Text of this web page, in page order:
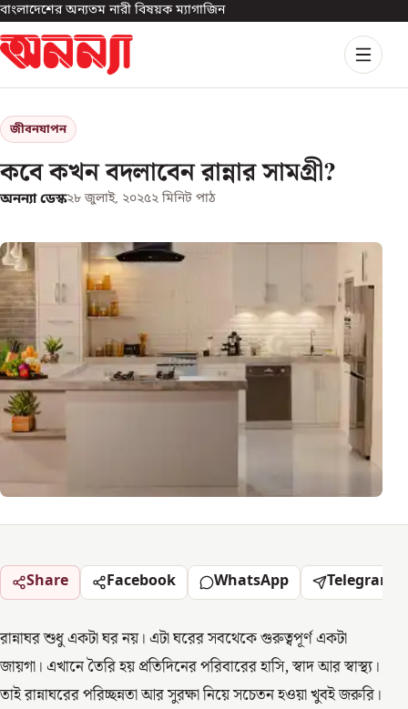
বাংলাদেশের অন্যতম নারী বিষয়ক ম্যাগাজিন
জীবনযাপন
কবে কখন বদলাবেন রান্নার সামগ্রী?
অনন্যা ডেস্ক২৮ জুলাই, ২০২৫২ মিনিট পাঠ
Share Facebook WhatsApp Telegram
রান্নাঘর শুধু একটা ঘর নয়। এটা ঘরের সবথেকে গুরুত্বপূর্ণ একটা
জায়গা। এখানে তৈরি হয় প্রতিদিনের পরিবারের হাসি, স্বাদ আর স্বাস্থ্য।
তাই রান্নাঘরের পরিচ্ছন্নতা আর সুরক্ষা নিয়ে সচেতন হওয়া খুবই জরুরি।